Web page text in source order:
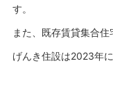
す。
また、既存賃貸集合
げんき住設は2023年